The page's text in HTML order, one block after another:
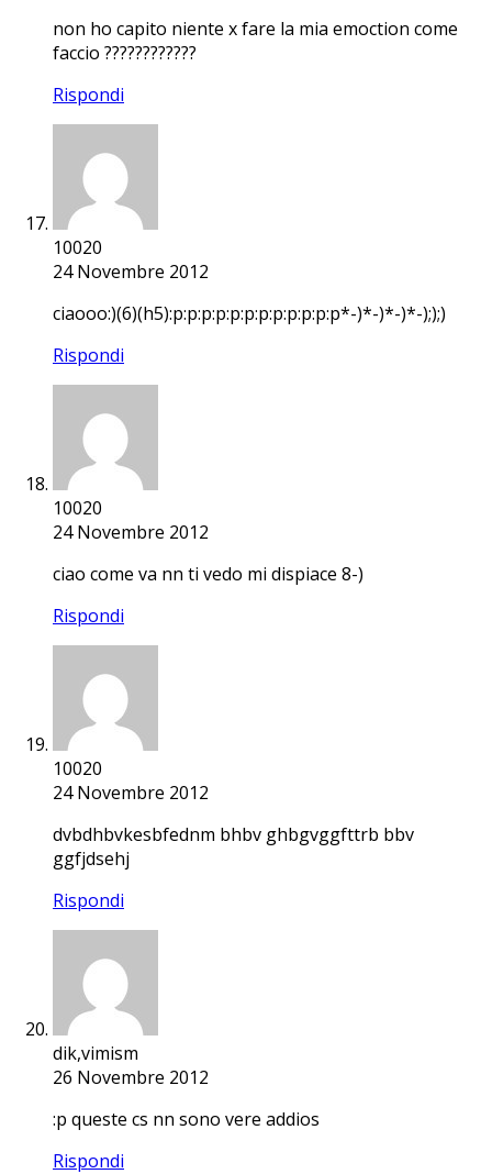
non ho capito niente x fare la mia emoction come
faccio ????????????
Rispondi
10020
24 Novembre 2012
ciaooo:)(6)(h5):p:p:p:p:p:p:p:p:p:p:p:p*-)*-)*-)*-););)
Rispondi
10020
24 Novembre 2012
ciao come va nn ti vedo mi dispiace 8-)
Rispondi
10020
24 Novembre 2012
dvbdhbvkesbfednm bhbv ghbgvggfttrb bbv
ggfjdsehj
Rispondi
dik,vimism
26 Novembre 2012
:p queste cs nn sono vere addios
Rispondi